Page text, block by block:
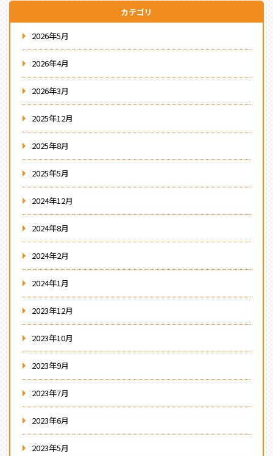
カテゴリ
2026年5月
2026年4月
2026年3月
2025年12月
2025年8月
2025年5月
2024年12月
2024年8月
2024年2月
2024年1月
2023年12月
2023年10月
2023年9月
2023年7月
2023年6月
2023年5月